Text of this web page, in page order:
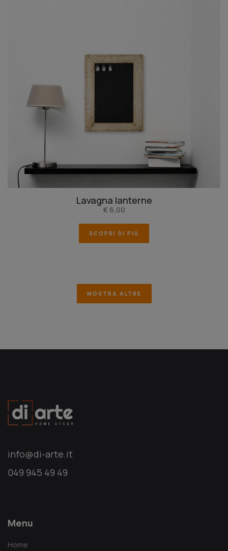
Lavagna lanterne
€ 6,00
SCOPRI DI PIÙ
MOSTRA ALTRE
info@di-arte.it
049 945 49 49
Menu
Home